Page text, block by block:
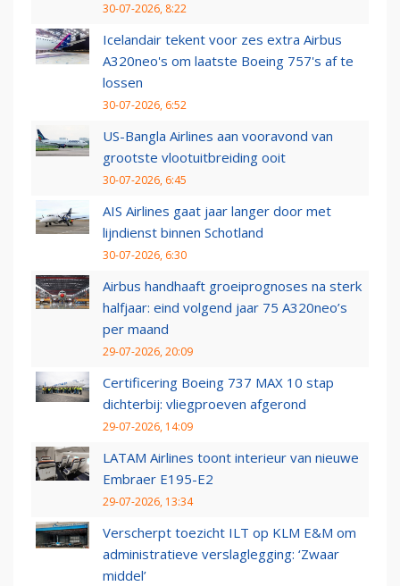
30-07-2026, 8:22
Icelandair tekent voor zes extra Airbus
A320neo's om laatste Boeing 757's af te
lossen
30-07-2026, 6:52
US-Bangla Airlines aan vooravond van
grootste vlootuitbreiding ooit
30-07-2026, 6:45
AIS Airlines gaat jaar langer door met
lijndienst binnen Schotland
30-07-2026, 6:30
Airbus handhaaft groeiprognoses na sterk
halfjaar: eind volgend jaar 75 A320neo’s
per maand
29-07-2026, 20:09
Certificering Boeing 737 MAX 10 stap
dichterbij: vliegproeven afgerond
29-07-2026, 14:09
LATAM Airlines toont interieur van nieuwe
Embraer E195-E2
29-07-2026, 13:34
Verscherpt toezicht ILT op KLM E&M om
administratieve verslaglegging: ‘Zwaar
middel’